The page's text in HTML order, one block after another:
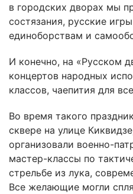
в городских дворах мы
состязания, русские
единоборствам и
И конечно, на «Русском
концертов народных
классов, чаепития для
Во время такого
сквере на улице
организовали военно-
мастер-классы по
стрельбе из лука,
Все желающие могли